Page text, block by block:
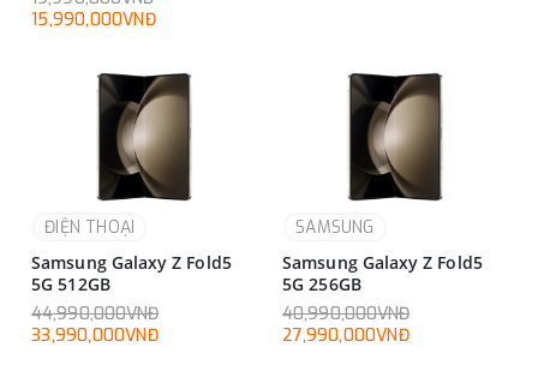
15,990,000VNĐ
ĐIỆN THOẠI
Samsung Galaxy Z Fold5
5G 512GB
44,990,000VNĐ
33,990,000VNĐ
SAMSUNG
Samsung Galaxy Z Fold5
5G 256GB
40,990,000VNĐ
27,990,000VNĐ